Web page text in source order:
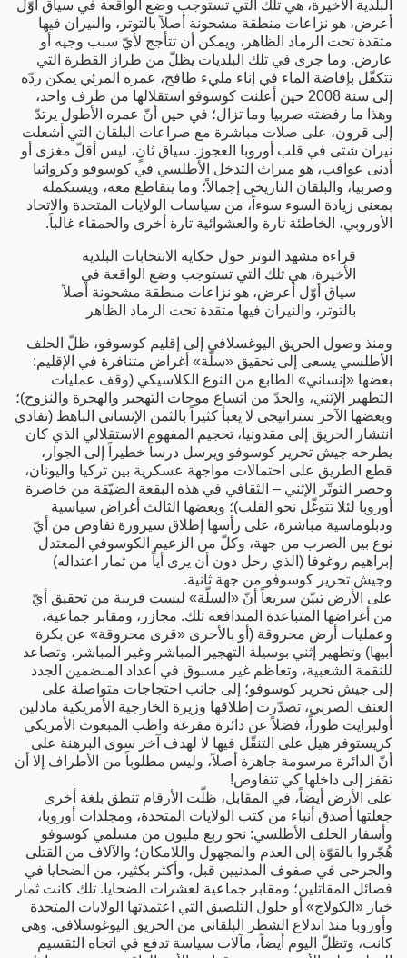
البلدية الأخيرة، هي تلك التي تستوجب وضع الواقعة في سياق أوّل
أعرض، هو نزاعات منطقة مشحونة أصلاً بالتوتر، والنيران فيها
متقدة تحت الرماد الظاهر، ويمكن أن تتأجج لأيّ سبب وجيه أو
عارض. وما جرى في تلك البلديات يظلّ من طراز القطرة التي
تتكفّل بإفاضة الماء في إناء مليء طافح، عمره المرئي يمكن ردّه
إلى سنة 2008 حين أعلنت كوسوفو استقلالها من طرف واحد،
وهذا ما رفضته صربيا وما تزال؛ في حين أنّ عمره الأطول يرتدّ
إلى قرون، على صلات مباشرة مع صراعات البلقان التي أشعلت
نيران شتى في قلب أوروبا العجوز. سياق ثانٍ، ليس أقلّ مغزى أو
أدنى عواقب، هو ميراث التدخل الأطلسي في كوسوفو وكرواتيا
وصربيا، والبلقان التاريخي إجمالاً؛ وما يتقاطع معه، ويستكمله
بمعنى زيادة السوء سوءاً، من سياسات الولايات المتحدة والاتحاد
الأوروبي، الخاطئة تارة والعشوائية تارة أخرى والحمقاء غالباً.
قراءة مشهد التوتر حول حكاية الانتخابات البلدية
الأخيرة، هي تلك التي تستوجب وضع الواقعة في
سياق أوّل أعرض، هو نزاعات منطقة مشحونة أصلاً
بالتوتر، والنيران فيها متقدة تحت الرماد الظاهر
ومنذ وصول الحريق اليوغسلافي إلى إقليم كوسوفو، ظلّ الحلف
الأطلسي يسعى إلى تحقيق «سلّة» أغراض متنافرة في الإقليم:
بعضها «إنساني» الطابع من النوع الكلاسيكي (وقف عمليات
التطهير الإثني، والحدّ من اتساع موجات التهجير والهجرة والنزوح)؛
وبعضها الآخر ستراتيجي لا يعبأ كثيراً بالثمن الإنساني الباهظ (تفادي
انتشار الحريق إلى مقدونيا، تحجيم المفهوم الاستقلالي الذي كان
يطرحه جيش تحرير كوسوفو ويرسل درساً خطيراً إلى الجوار،
قطع الطريق على احتمالات مواجهة عسكرية بين تركيا واليونان،
وحصر التوتّر الإثني – الثقافي في هذه البقعة الضيّقة من خاصرة
أوروبا لئلا تتوغّل نحو القلب)؛ وبعضها الثالث أغراض سياسية
ودبلوماسية مباشرة، على رأسها إطلاق سيرورة تفاوض من أيّ
نوع بين الصرب من جهة، وكلّ من الزعيم الكوسوفي المعتدل
إبراهيم روغوفا (الذي رحل دون أن يرى أياً من ثمار اعتداله)
وجيش تحرير كوسوفو من جهة ثانية.
على الأرض تبيّن سريعاً أنّ «السلّة» ليست قريبة من تحقيق أيّ
من أغراضها المتباعدة المتدافعة تلك. مجازر، ومقابر جماعية،
وعمليات أرض محروقة (أو بالأحرى «قرى محروقة» عن بكرة
أبيها) وتطهير إثني بوسيلة التهجير المباشر وغير المباشر، وتصاعد
للنقمة الشعبية، وتعاظم غير مسبوق في أعداد المنضمين الجدد
إلى جيش تحرير كوسوفو؛ إلى جانب احتجاجات متواصلة على
العنف الصربي، تصدّرت إطلاقها وزيرة الخارجية الأمريكية مادلين
أولبرايت طوراً، فضلاً عن دائرة مفرغة واظب المبعوث الأمريكي
كريستوفر هيل على التنقّل فيها لا لهدف آخر سوى البرهنة على
أنّ الدائرة مرسومة جاهزة أصلاً، وليس مطلوباً من الأطراف إلا أن
تقفز إلى داخلها كي تتفاوض!
على الأرض أيضاً، في المقابل، ظلّت الأرقام تنطق بلغة أخرى
جعلتها أصدق أنباء من كتب الولايات المتحدة، ومجلدات أوروبا،
وأسفار الحلف الأطلسي: نحو ربع مليون من مسلمي كوسوفو
هُجّروا بالقوّة إلى العدم والمجهول واللامكان؛ والآلاف من القتلى
والجرحى في صفوف المدنيين قبل، وأكثر بكثير، من الضحايا في
فصائل المقاتلين؛ ومقابر جماعية لعشرات الضحايا. تلك كانت ثمار
خيار «الكولاج» أو حلول التلصيق التي اعتمدتها الولايات المتحدة
وأوروبا منذ اندلاع الشطر البلقاني من الحريق اليوغوسلافي. وهي
كانت، وتظلّ اليوم أيضاً، مآلات سياسة تدفع في اتجاه التقسيم